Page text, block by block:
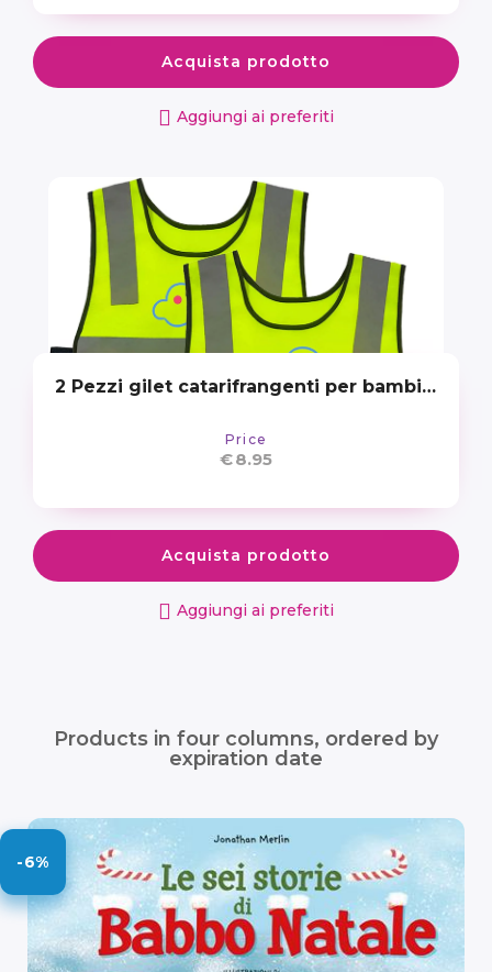
Acquista prodotto
Aggiungi ai preferiti
2 Pezzi gilet catarifrangenti per bambini e ragazzi 3-12 anni
Price
€8.95
Acquista prodotto
Aggiungi ai preferiti
Products in four columns, ordered by
expiration date
-6%